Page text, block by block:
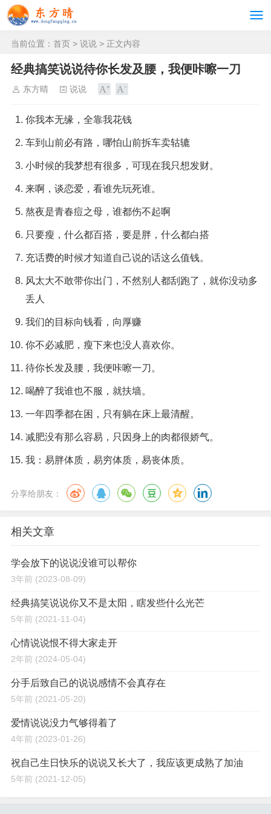
当前位置： 首页 > 说说 > 正文内容
经典搞笑说说待你长发及腰，我便咔嚓一刀
东方晴 说说
你我本无缘，全靠我花钱
车到山前必有路，哪怕山前拆车卖轱辘
小时候的我梦想有很多，可现在我只想发财。
来啊，谈恋爱，看谁先玩死谁。
熬夜是青春痘之母，谁都伤不起啊
只要瘦，什么都百搭，要是胖，什么都白搭
充话费的时候才知道自己说的话这么值钱。
风太大不敢带你出门，不然别人都刮跑了，就你没动多
丢人
我们的目标向钱看，向厚赚
你不必减肥，瘦下来也没人喜欢你。
待你长发及腰，我便咔嚓一刀。
喝醉了我谁也不服，就扶墙。
一年四季都在困，只有躺在床上最清醒。
减肥没有那么容易，只因身上的肉都很娇气。
我：易胖体质，易穷体质，易丧体质。
分享给朋友：
相关文章
学会放下的说说没谁可以帮你
3年前 (2023-08-09)
经典搞笑说说你又不是太阳，瞎发些什么光芒
5年前 (2021-11-04)
心情说说恨不得大家走开
2年前 (2024-05-04)
分手后致自己的说说感情不会真存在
5年前 (2021-05-20)
爱情说说没力气够得着了
4年前 (2023-01-26)
祝自己生日快乐的说说又长大了，我应该更成熟了加油
5年前 (2021-12-05)